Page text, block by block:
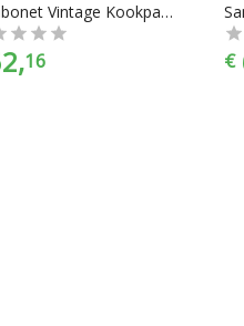
Sambonet Vintage Kookpan - Incl. Deksel - Aluminium - Ø20 cm - Grijs
16 €